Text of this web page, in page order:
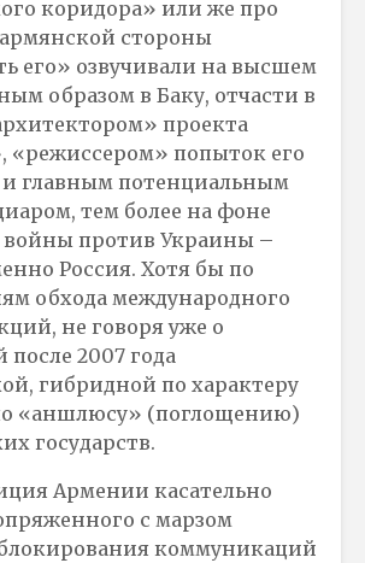
коридора» или же про
стороны
его» озвучивали на высшем
образом в Баку, отчасти в
проекта
«режиссером» попыток его
и главным потенциальным
тем более на фоне
войны против Украины –
Россия. Хотя бы по
обхода международного
не говоря уже о
после 2007 года
гибридной по характеру
«аншлюсу» (поглощению)
государств.
Армении касательно
с марзом
коммуникаций